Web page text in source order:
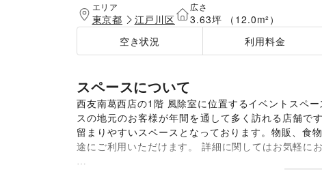
エリア
東京都 江戸川区
広さ
3.63坪 （12.0m²）
空き状況
利用料金
スペースについて
西友南葛西店の1階 風除室に位置するイベントスペ
スの地元のお客様が年間を通して多く訪れる店舗で
留まりやすいスペースとなっております。物販、食
途にご利用いただけます。 詳細に関してはお気軽に